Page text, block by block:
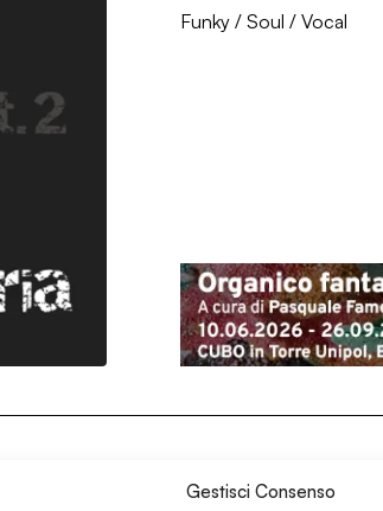
Gestisci Consenso
Funky/ Soul / Vocal